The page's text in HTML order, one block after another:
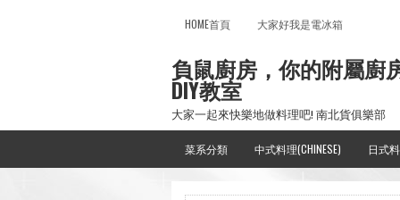
HOME首頁 大家好我是電冰箱
負鼠廚房，你的附屬廚
DIY教室
大家一起來快樂地做料理吧! 南北貨俱樂部
菜系分類 中式料理(CHINESE) 日式